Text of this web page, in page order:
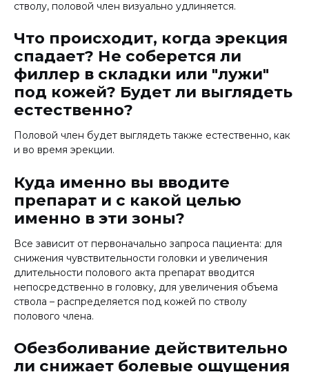
стволу, половой член визуально удлиняется.
Что происходит, когда эрекция
спадает? Не соберется ли
филлер в складки или "лужи"
под кожей? Будет ли выглядеть
естественно?
Половой член будет выглядеть также естественно, как
и во время эрекции.
Куда именно вы вводите
препарат и с какой целью
именно в эти зоны?
Все зависит от первоначально запроса пациента: для
снижения чувствительности головки и увеличения
длительности полового акта препарат вводится
непосредственно в головку, для увеличения объема
ствола – распределяется под кожей по стволу
полового члена.
Обезболивание действительно
ли снижает болевые ощущения